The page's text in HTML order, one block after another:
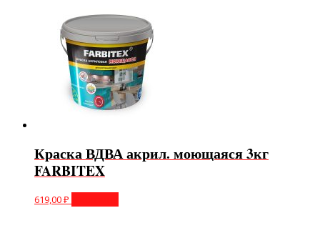
Краска ВДВА акрил. моющаяся 3кг
FARBITEX
619,00₽